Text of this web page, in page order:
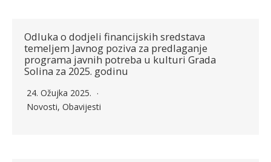
Odluka o dodjeli financijskih sredstava
temeljem Javnog poziva za predlaganje
programa javnih potreba u kulturi Grada
Solina za 2025. godinu
24. Ožujka 2025.
Novosti, Obavijesti